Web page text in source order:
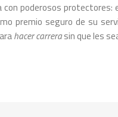
con poderosos protectores:
premio seguro de su
hacer carrerasin que les